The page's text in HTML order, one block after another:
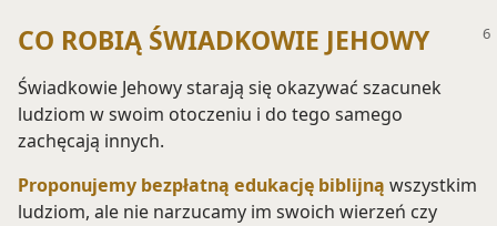
CO ROBIĄ ŚWIADKOWIE JEHOWY
Świadkowie Jehowy starają się okazywać szacunek
ludziom w swoim otoczeniu i do tego samego
zachęcają innych.
Proponujemy bezpłatną edukację biblijną wszystkim
ludziom, ale nie narzucamy im swoich wierzeń czy